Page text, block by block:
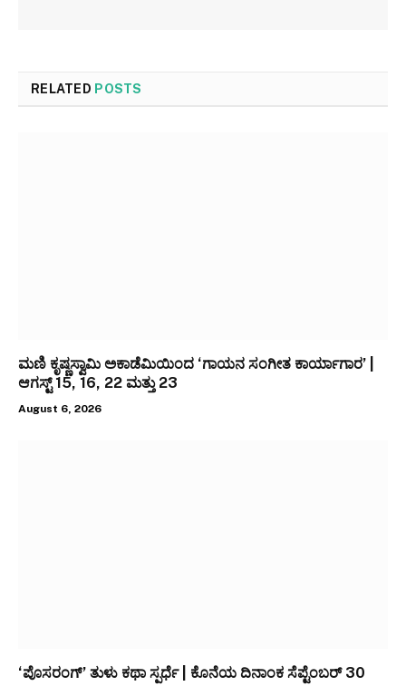
RELATED POSTS
ಮಣಿ ಕೃಷ್ಣಸ್ವಾಮಿ ಅಕಾಡೆಮಿಯಿಂದ ‘ಗಾಯನ ಸಂಗೀತ ಕಾರ್ಯಾಗಾರ’ |
ಆಗಸ್ಟ್ 15, 16, 22 ಮತ್ತು 23
August 6, 2026
‘ಪೊಸರಂಗ್’ ತುಳು ಕಥಾ ಸ್ಪರ್ಧೆ | ಕೊನೆಯ ದಿನಾಂಕ ಸೆಪ್ಟೆಂಬರ್ 30